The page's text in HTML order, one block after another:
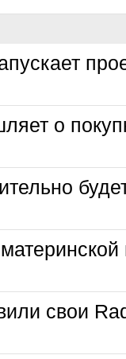
о
свои